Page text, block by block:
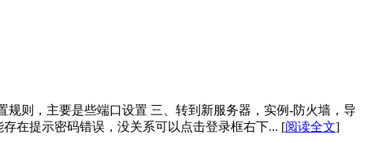
则，主要是些端口设置 三、转到新服务器，实例-防火墙，导
在提示密码错误，没关系可以点击登录框右下... [阅读全文]